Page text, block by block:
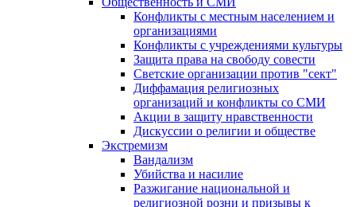
Конфликты с местным населением и
организациями
Конфликты с учреждениями культуры
Защита права на свободу совести
Светские организации против "сект"
Диффамация религиозных
организаций и конфликты со СМИ
Акции в защиту нравственности
Дискуссии о религии и обществе
Экстремизм
Вандализм
Убийства и насилие
Разжигание национальной и
религиозной розни и призывы к